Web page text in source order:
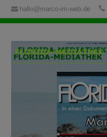
hallo@marco-im-web.de